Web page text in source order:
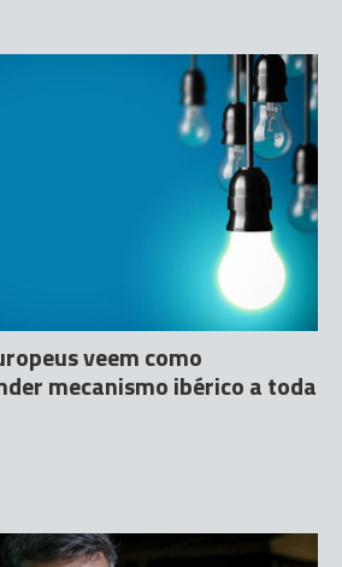
veem como
mecanismo ibérico a toda